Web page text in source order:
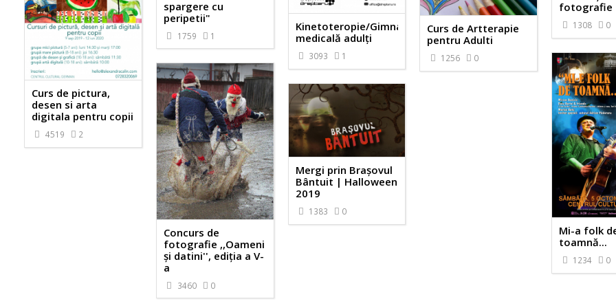
Kinetoteropie/Gimnastică
medicală adulți
3093 1
spargere cu
peripetii"
1759 1
Curs de pictura,
desen si arta
digitala pentru copii
4519 2
fotografie
1308 0
Curs de Artterapie
pentru Adulti
1256 0
Mi-a folk
toamnă...
1234 0
Concurs de
fotografie ,,Oameni
și datini'', ediția a V-
a
3460 0
Mergi prin Brașovul
Bântuit | Halloween
2019
1383 0